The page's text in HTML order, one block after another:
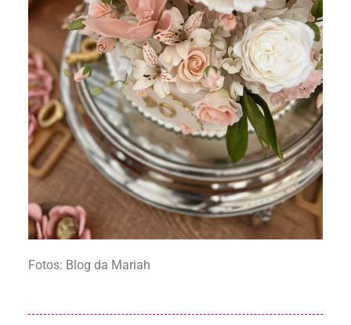
Fotos: Blog da Mariah